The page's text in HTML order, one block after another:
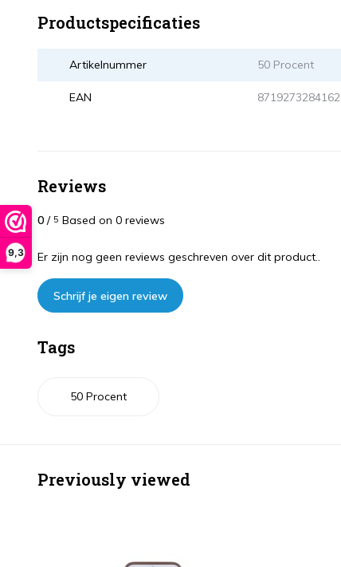
9,3
Productspecificaties
Artikelnummer 50 Procent
EAN 8719273284162
Reviews
0 / 5 Based on 0 reviews
Er zijn nog geen reviews geschreven over dit product..
Schrijf je eigen review
Tags
50 Procent
Previously viewed